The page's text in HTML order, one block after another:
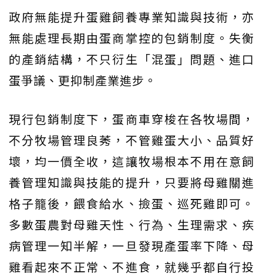
政府無能提升蛋雞飼養專業知識與技術，亦
無能處理長期由蛋商掌控的包銷制度。失衡
的產銷結構，不只衍生「混蛋」問題、進口
蛋爭議、更抑制產業進步。
現行包銷制度下，蛋商車穿梭在各牧場間，
不分牧場管理良莠，不管雞蛋大小、品質好
壞，均一價全收，這讓牧場根本不用在意飼
養管理知識與技能的提升，只要將母雞關進
格子籠後，餵食給水、撿蛋、巡死雞即可。
多數蛋農對母雞天性、行為、生理需求、疾
病管理一知半解，一旦發現產蛋率下降、母
雞看起來不正常、不進食，就幾乎都自行投